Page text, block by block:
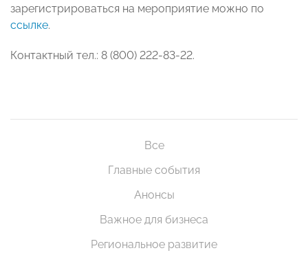
зарегистрироваться на мероприятие можно по
ссылке.
Контактный тел.: 8 (800) 222-83-22.
Все
Главные события
Анонсы
Важное для бизнеса
Региональное развитие